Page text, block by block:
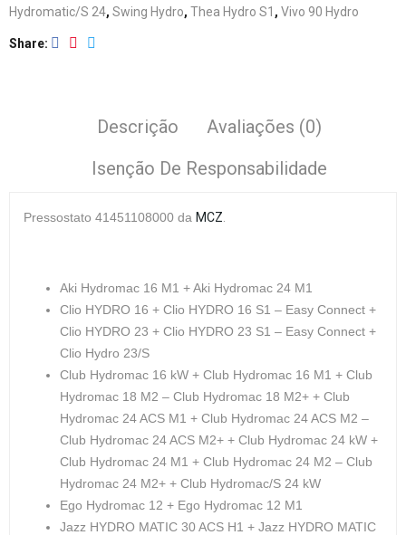
Hydromatic/S 24, Swing Hydro, Thea Hydro S1 , Vivo 90 Hydro
Share
Descrição
Avaliações (0)
Isenção De Responsabilidade
Pressostato 41451108000 da MCZ
Aki Hydromac 16 M1 + Aki Hydromac 24 M1
Clio HYDRO 16 + Clio HYDRO 16 S1 – Easy Connect +
Clio HYDRO 23 + Clio HYDRO 23 S1 – Easy Connect +
Clio Hydro 23/S
Club Hydromac 16 kW + Club Hydromac 16 M1 + Club
Hydromac 18 M2 – Club Hydromac 18 M2+ + Club
Hydromac 24 ACS M1 + Club Hydromac 24 ACS M2 –
Club Hydromac 24 ACS M2+ + Club Hydromac 24 kW +
Club Hydromac 24 M1 + Club Hydromac 24 M2 – Club
Hydromac 24 M2+ + Club Hydromac/S 24 kW
Ego Hydromac 12 + Ego Hydromac 12 M1
Jazz HYDRO MATIC 30 ACS H1 + Jazz HYDRO MATIC